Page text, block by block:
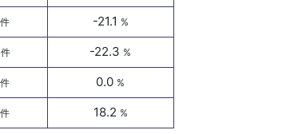
件 -21.1 %
件 -22.3 %
件 0.0 %
件 18.2 %